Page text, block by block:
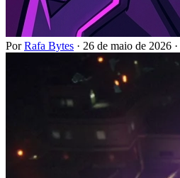
PorRafa Bytes · 26 de maio de 2026 ·